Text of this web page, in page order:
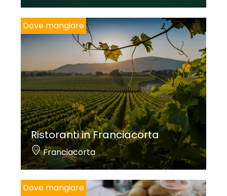
Dove mangiare
Ristoranti in Franciacorta
Franciacorta
Dove mangiare